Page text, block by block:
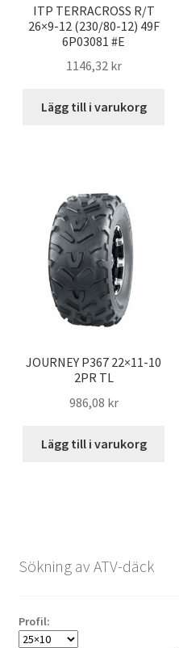
ITP TERRACROSS R/T
26×9-12 (230/80-12) 49F
6P03081 #E
1146,32 kr
Lägg till i varukorg
JOURNEY P367 22×11-10
2PR TL
986,08 kr
Lägg till i varukorg
Sökning av ATV-däck
Profil: